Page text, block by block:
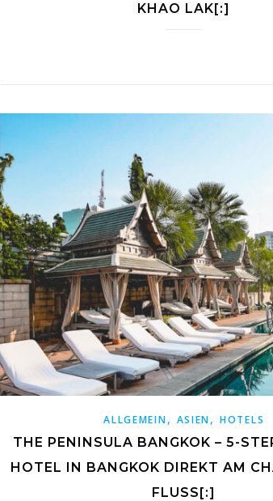
KHAO LAK[:]
ALLGEMEIN, ASIEN,HOTELS
THE PENINSULA BANGKOK – 5-
HOTEL IN BANGKOK DIREKT AM
FLUSS[:]